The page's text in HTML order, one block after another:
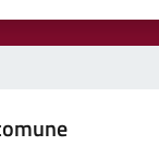
5 stelle su 5
stelle su 5
su 5
5